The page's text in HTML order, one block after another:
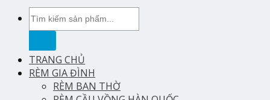
Tìm
TRANG CHỦ
RÈM GIA ĐÌNH
RÈM BAN THỜ